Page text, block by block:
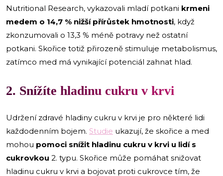
Nutritional Research, vykazovali mladí potkani krmeni
medem o 14,7 % nižší přírůstek hmotnosti, když
zkonzumovali o 13,3 % méně potravy než ostatní
potkani. Skořice totiž přirozeně stimuluje metabolismus,
zatímco med má vynikající potenciál zahnat hlad.
2. Snížíte hladinu cukru v krvi
Udržení zdravé hladiny cukru v krvi je pro některé lidi
každodenním bojem. Studie ukazují, že skořice a med
mohou pomoci snížit hladinu cukru v krvi u lidí s
cukrovkou 2. typu. Skořice může pomáhat snižovat
hladinu cukru v krvi a bojovat proti cukrovce tím, že